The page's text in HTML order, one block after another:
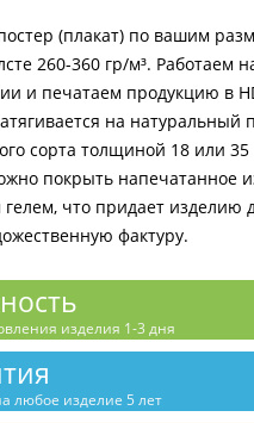
(плакат) по вашим
260-360 гр/м³. Работаем
и печатаем продукцию в
на натуральный
сорта толщиной 18 или
покрыть напечатанное
гелем, что придает изделию
фактуру.
изделия 1-3 дня
любое изделие 5 лет